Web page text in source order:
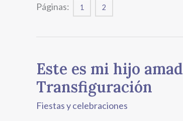
Páginas: 1 2
Este es mi hijo
Transfiguración
Fiestas y celebraciones
Este
es
mi
hijo